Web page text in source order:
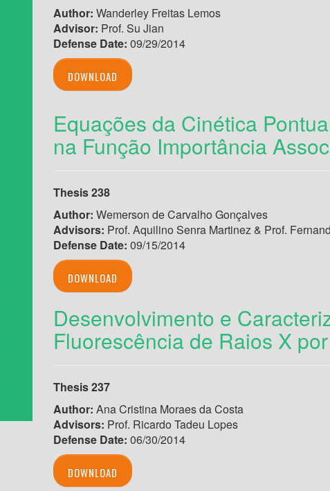
Author: Wanderley Freitas Lemos
Advisor: Prof. Su Jian
Defense Date: 09/29/2014
DOWNLOAD
Equações da Cinética
na Função Importância
Thesis 238
Author: Wemerson de Carvalho Gonçalves
Advisors: Prof. Aquilino Senra Martinez & Prof.
Defense Date: 09/15/2014
DOWNLOAD
Desenvolvimento e
Fluorescência de Raios X
Thesis 237
Author: Ana Cristina Moraes da Costa
Advisors: Prof. Ricardo Tadeu Lopes
Defense Date: 06/30/2014
DOWNLOAD